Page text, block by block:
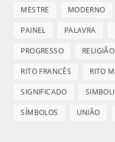
MESTRE MODERNO
PAINEL PALAVRA
PROGRESSO RELIGIÃO
RITO FRANCÊS RITO
SIGNIFICADO
SÍMBOLOS UNIÃO